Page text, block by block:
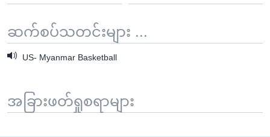
ဆက်စပ်သတင်းများ ...
US- Myanmar Basketball
အခြားဖတ်ရှုစရာများ